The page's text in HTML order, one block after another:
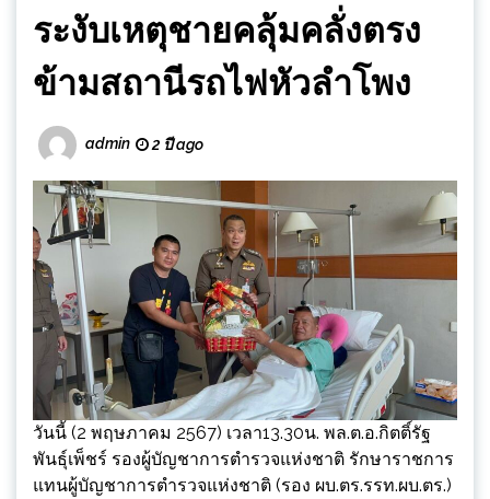
ระงับเหตุชายคลุ้มคลั่งตรง
ข้ามสถานีรถไฟหัวลำโพง
admin 2 ปี ago
วันนี้ (2 พฤษภาคม 2567) เวลา13.30น. พล.ต.อ.กิตติ์รัฐ
พันธุ์เพ็ชร์ รองผู้บัญชาการตำรวจแห่งชาติ รักษาราชการ
แทนผู้บัญชาการตำรวจแห่งชาติ (รอง ผบ.ตร.รรท.ผบ.ตร.)